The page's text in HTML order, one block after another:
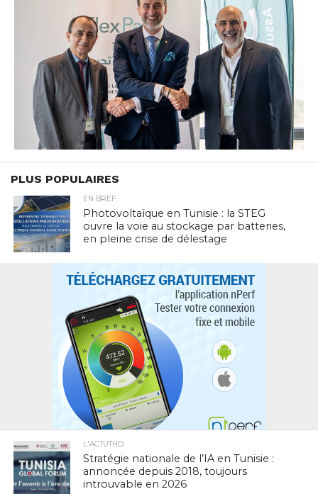
PLUS POPULAIRES
EN BREF
Photovoltaïque en Tunisie : la STEG
ouvre la voie au stockage par batteries,
en pleine crise de délestage
L'ACTUTHD
Stratégie nationale de l’IA en Tunisie :
annoncée depuis 2018, toujours
introuvable en 2026